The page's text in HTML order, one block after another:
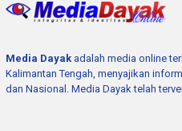
Media Dayak adalah media online
Kalimantan Tengah, menyajikan
dan Nasional. Media Dayak telah